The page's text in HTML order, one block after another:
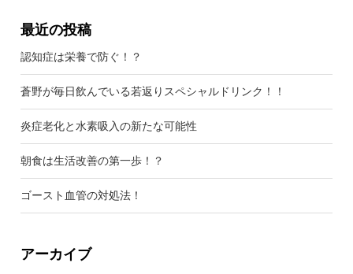
最近の投稿
認知症は栄養で防ぐ！？
蒼野が毎日飲んでいる若返りスペシャルドリンク！！
炎症老化と水素吸入の新たな可能性
朝食は生活改善の第一歩！？
ゴースト血管の対処法！
アーカイブ